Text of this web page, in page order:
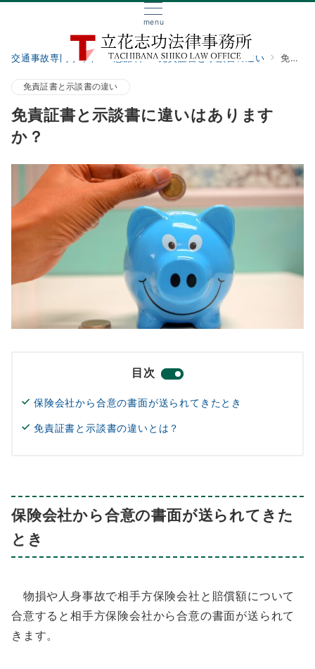
menu
交通事故専門サイト 慰謝料 免責証書と示談書の違い 免責証書と示談書に違いはありますか？
免責証書と示談書の違い
免責証書と示談書に違いはあります
か？
目次
保険会社から合意の書面が送られてきたとき
免責証書と示談書の違いとは？
保険会社から合意の書面が送られてきた
とき
物損や人身事故で相手方保険会社と賠償額について
合意すると相手方保険会社から合意の書面が送られて
きます。